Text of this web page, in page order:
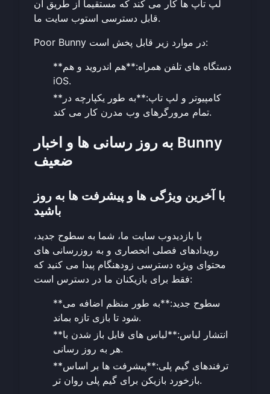
لپ تاپ ها کار می کند که مستقیما از طریق آن
قابل دسترسی استوب سایت ما
.
Poor Bunny در موارد زیر قابل پخش است:
**دستگاه های تلفن همراه:**هم اندروید و هم
iOS.
**کامپیوتر و لپ تاپ:**به طور یکپارچه در
تمام مرورگرهای وب مدرن کار می کند.
به روز رسانی ها و اخبار Bunny
ضعیف
با آخرین ویژگی ها و پیشرفت ها به روز
باشید
با بازدیدوب سایت ما، شما به سطوح جدید،
رویدادهای فصلی انحصاری و به روزرسانی های
محتوای ویژه دسترسی زودهنگام پیدا می کنید که
فقط برای بازیکنان ما در دسترس است:
**سطوح جدید:**به طور منظم اضافه می
شود تا بازی تازه بماند.
**انتشار لباس:**لباس های قابل باز شدن با
هر به روز رسانی.
**ترفندهای گیم پلی:**پیشرفت ها بر اساس
بازخورد بازیکن برای گیم پلی روان تر.